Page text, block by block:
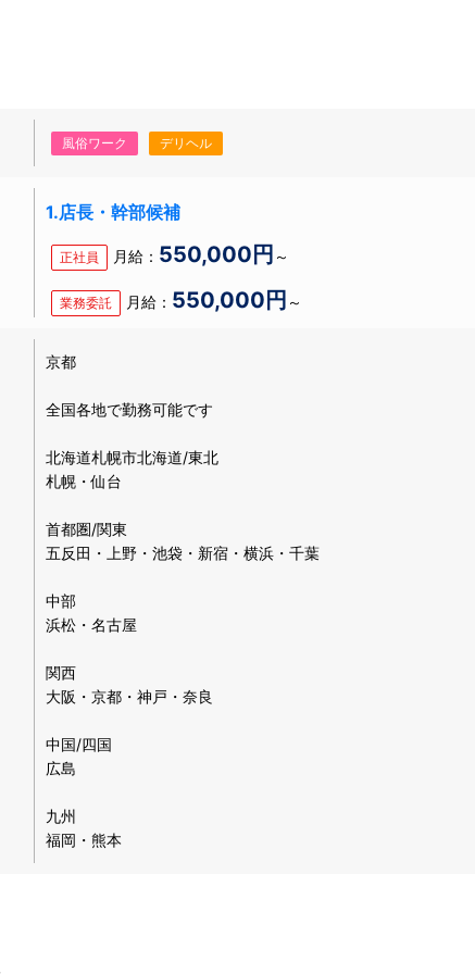
風俗ワーク デリヘル
1.店長・幹部候補
正社員 月給： 550,000円 ～
業務委託 月給： 550,000円 ～
京都
全国各地で勤務可能です
北海道札幌市北海道/東北
札幌・仙台
首都圏/関東
五反田・上野・池袋・新宿・横浜・千葉
中部
浜松・名古屋
関西
大阪・京都・神戸・奈良
中国/四国
広島
九州
福岡・熊本